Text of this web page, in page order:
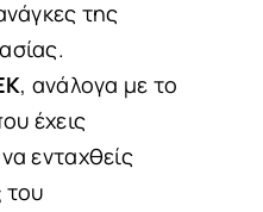
της
, ανάλογα με το
έχεις
ενταχθείς
του